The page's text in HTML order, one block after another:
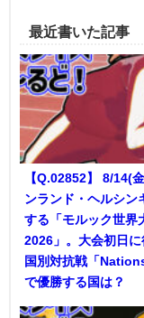
最近書いた記事
【Q.02852】 8/14(
ンランド・ヘルシン
する「モルック世界
2026」。大会初日に
国別対抗戦「
で優勝する国は？